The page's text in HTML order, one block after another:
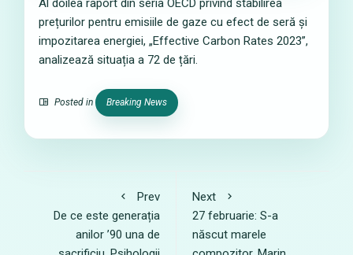
Al doilea raport din seria OECD privind stabilirea
prețurilor pentru emisiile de gaze cu efect de seră și
impozitarea energiei, „Effective Carbon Rates 2023”,
analizează situația a 72 de țări.
Posted in Breaking News
Prev
De ce este generația
anilor ’90 una de
Next
27 februarie: S-a
născut marele